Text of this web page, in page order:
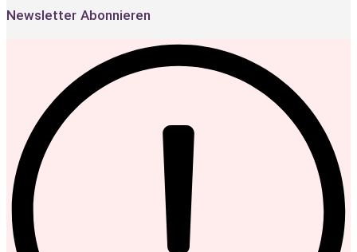
Newsletter Abonnieren